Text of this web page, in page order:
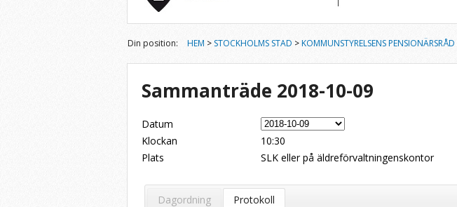
Din position: HEM > STOCKHOLMS STAD >KOMMUNSTYRELSENS PENSIONÄRSRÅD
Sammanträde 2018-10-09
Datum
Klockan
10:30
Plats
SLK eller på äldreförvaltningenskontor
Dagordning Protokoll